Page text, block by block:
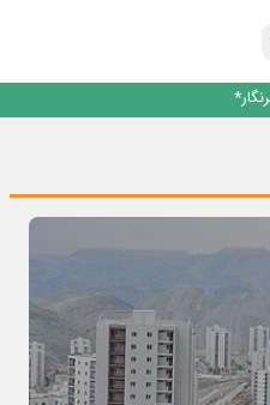
جدیددولت؛حمایت ازتولید وخدمات